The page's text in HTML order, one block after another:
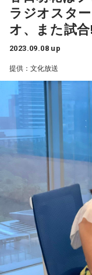
◎「これ賞味期限切
べられるよ！
◎「前髪切り過ぎた
ろ！
◎「湿気が多くて髪
の気持ちを考えたこ
◎白馬に乗った王子
◎「マック？マクド
◎「ハッシュポテト
よ！
◎「シャンパン？シ
◎「白組勝利？紅組
◎「わたし、今年年
来週のお題は
「
ろ？」
佐藤ロマンさんが
※インタビュアー：
行き過ぎた交流は果
イドルとファンの適
ブルボンヌ「『ファ
大手事務所のアミュ
ビス』って題されて
さんとか福山雅治
でたりするのよ。
意してますよ』とか
ずなんだけど、最近
で、どんな手を振
スしてくれるかと
サ』って呼ぶよう
甲斐彩加
「いま問
下着を脱いで客席
咀嚼して、口を開
ラジオスタ
オ、また試
2023.09.08 up
提供：文化放送